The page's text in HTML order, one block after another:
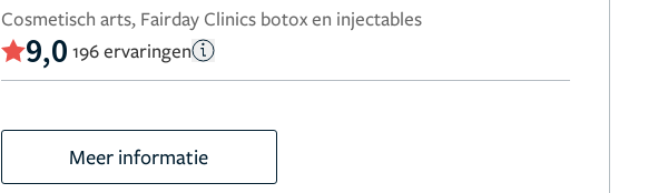
Cosmetisch arts, Fairday Clinics botox en injectables
9,0 196 ervaringen
Meer informatie